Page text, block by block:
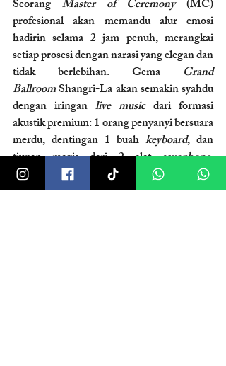
Seorang Master of Ceremony (MC)
profesional akan memandu alur emosi
hadirin selama 2 jam penuh, merangkai
setiap prosesi dengan narasi yang elegan dan
tidak berlebihan. Gema Grand
Ballroom Shangri-La akan semakin syahdu
dengan iringan live music dari formasi
akustik premium: 1 orang penyanyi bersuara
merdu, dentingan 1 buah keyboard, dan
tiupan magis dari 2 alat saxophone.
Harmoni ini didukung penuh oleh
sound
system berkualitas dan kru teknis yang